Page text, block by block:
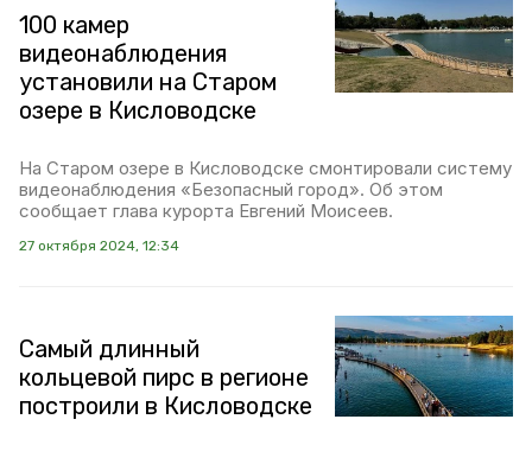
100 камер
видеонаблюдения
установили на Старом
озере в Кисловодске
На Старом озере в Кисловодске смонтировали систему
видеонаблюдения «Безопасный город». Об этом
сообщает глава курорта Евгений Моисеев.
27 октября 2024, 12:34
Самый длинный
кольцевой пирс в регионе
построили в Кисловодске